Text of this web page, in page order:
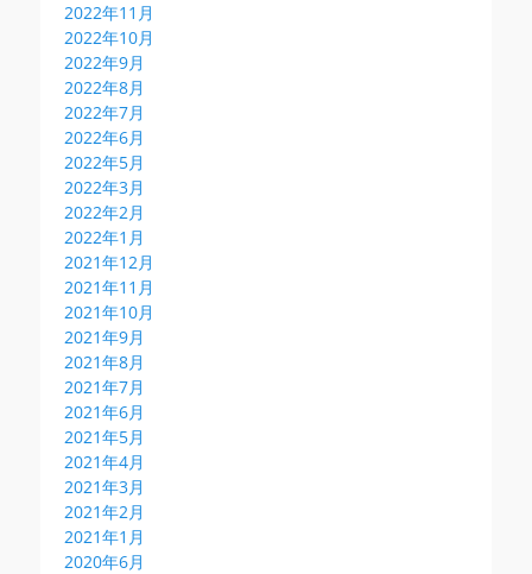
2022年11月
2022年10月
2022年9月
2022年8月
2022年7月
2022年6月
2022年5月
2022年3月
2022年2月
2022年1月
2021年12月
2021年11月
2021年10月
2021年9月
2021年8月
2021年7月
2021年6月
2021年5月
2021年4月
2021年3月
2021年2月
2021年1月
2020年6月